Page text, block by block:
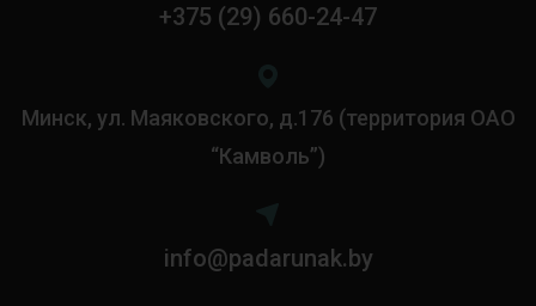
+375 (29) 660-24-47
Минск, ул. Маяковского, д.176 (территория ОАО
“Камволь”)
info@padarunak.by